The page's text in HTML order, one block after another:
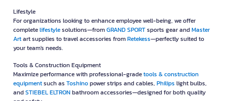
Lifestyle
For organizations looking to enhance employee well-being, we offer
completelifestylesolutions—fromGRAND SPORTsports gear andMaster
Artart supplies to travel accessories fromRetekess—perfectly suited to
your team's needs.
Tools & Construction Equipment
Maximize performance with professional-gradetools & construction
equipmentsuch as Toshinopower strips and cables, Philips light bulbs,
andSTIEBEL ELTRONbathroom accessories—designed for both quality